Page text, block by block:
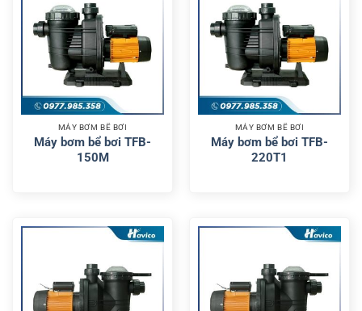
MÁY BƠM BỂ BƠI
Máy bơm bể bơi TFB-
150M
MÁY BƠM BỂ BƠI
Máy bơm bể bơi TFB-
220T1